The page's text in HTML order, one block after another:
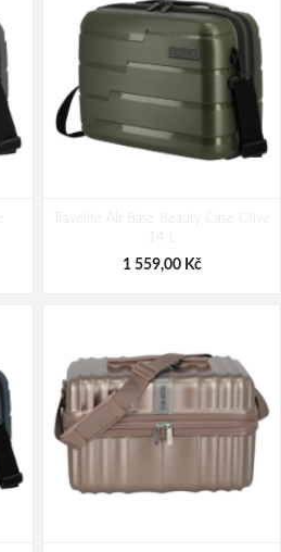
Travelite Air Base Beauty Case Olive
14 L
1 559,00 Kč